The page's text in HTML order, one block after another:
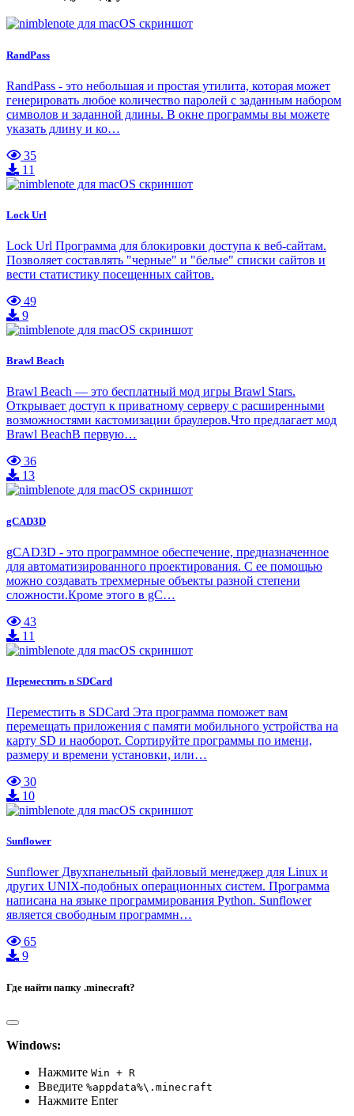
RandPass
RandPass - это небольшая и простая утилита, которая может
генерировать любое количество паролей с заданным набором
символов и заданной длины. В окне программы вы можете
указать длину и ко…
35
11
Lock Url
Lock Url Программа для блокировки доступа к веб-сайтам.
Позволяет составлять "черные" и "белые" списки сайтов и
вести статистику посещенных сайтов.
49
9
Brawl Beach
Brawl Beach — это бесплатный мод игры Brawl Stars.
Открывает доступ к приватному серверу с расширенными
возможностями кастомизации браулеров.Что предлагает мод
Brawl BeachВ первую…
36
13
gCAD3D
gCAD3D - это программное обеспечение, предназначенное
для автоматизированного проектирования. С ее помощью
можно создавать трехмерные объекты разной степени
сложности.Кроме этого в gC…
43
11
Переместить в SDCard
Переместить в SDCard Эта программа поможет вам
перемещать приложения с памяти мобильного устройства на
карту SD и наоборот. Сортируйте программы по имени,
размеру и времени установки, или…
30
10
Sunflower
Sunflower Двухпанельный файловый менеджер для Linux и
других UNIX-подобных операционных систем. Программа
написана на языке программирования Python. Sunflower
является свободным программн…
65
9
Где найти папку .minecraft?
Windows:
Нажмите Win + R
Введите %appdata%\.minecraft
Нажмите Enter